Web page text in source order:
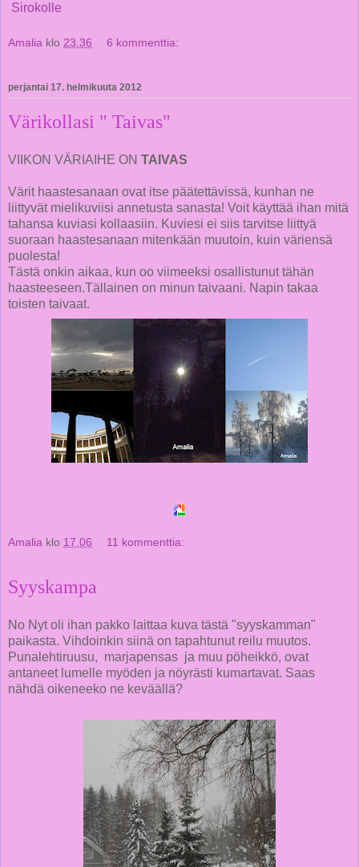
Sirokolle
Amalia klo 23.36 6 kommenttia:
perjantai 17. helmikuuta 2012
Värikollasi " Taivas"
VIIKON VÄRIAIHE ON TAIVAS
Värit haastesanaan ovat itse päätettävissä, kunhan ne
liittyvät mielikuviisi annetusta sanasta! Voit käyttää ihan mitä
tahansa kuviasi kollaasiin. Kuviesi ei siis tarvitse liittyä
suoraan haastesanaan mitenkään muutoin, kuin väriensä
puolesta!
Tästä onkin aikaa, kun oo viimeeksi osallistunut tähän
haasteeseen.Tällainen on minun taivaani. Napin takaa
toisten taivaat.
Amalia klo 17.06 11 kommenttia:
Syyskampa
No Nyt oli ihan pakko laittaa kuva tästä "syyskamman"
paikasta. Vihdoinkin siinä on tapahtunut reilu muutos.
Punalehtiruusu, marjapensas ja muu pöheikkö, ovat
antaneet lumelle myöden ja nöyrästi kumartavat. Saas
nähdä oikeneeko ne keväällä?